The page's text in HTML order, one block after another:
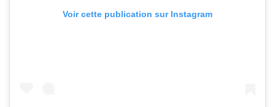
Voir cette publication sur Instagram